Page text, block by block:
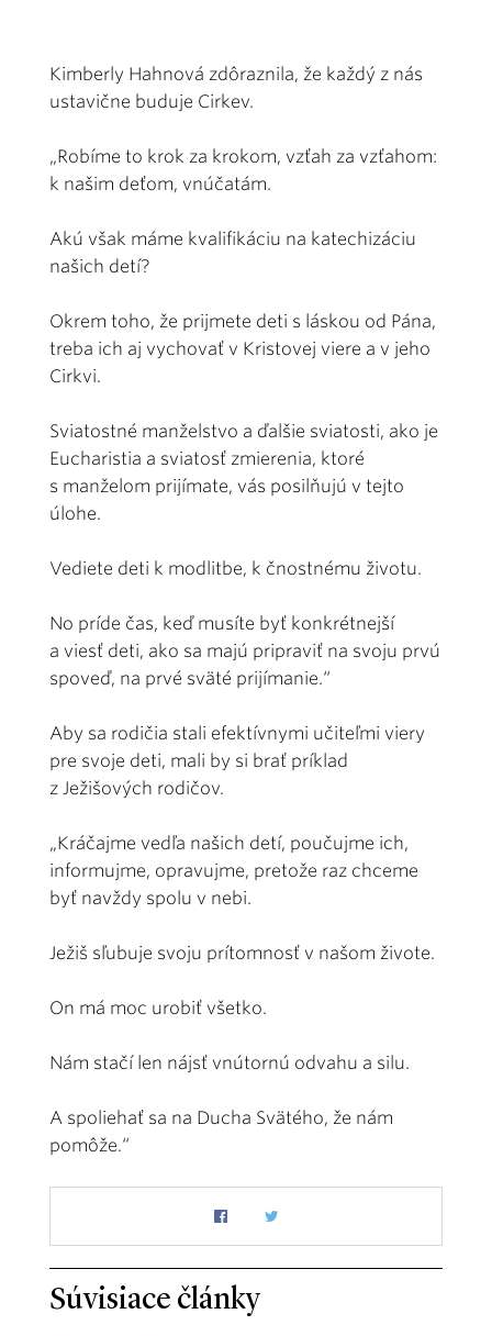
Kimberly Hahnová zdôraznila, že každý z nás
ustavične buduje Cirkev.
„Robíme to krok za krokom, vzťah za vzťahom:
k našim deťom, vnúčatám.
Akú však máme kvalifikáciu na katechizáciu
našich detí?
Okrem toho, že prijmete deti s láskou od Pána,
treba ich aj vychovať v Kristovej viere a v jeho
Cirkvi.
Sviatostné manželstvo a ďalšie sviatosti, ako je
Eucharistia a sviatosť zmierenia, ktoré
s manželom prijímate, vás posilňujú v tejto
úlohe.
Vediete deti k modlitbe, k čnostnému životu.
No príde čas, keď musíte byť konkrétnejší
a viesť deti, ako sa majú pripraviť na svoju prvú
spoveď, na prvé sväté prijímanie.“
Aby sa rodičia stali efektívnymi učiteľmi viery
pre svoje deti, mali by si brať príklad
z Ježišových rodičov.
„Kráčajme vedľa našich detí, poučujme ich,
informujme, opravujme, pretože raz chceme
byť navždy spolu v nebi.
Ježiš sľubuje svoju prítomnosť v našom živote.
On má moc urobiť všetko.
Nám stačí len nájsť vnútornú odvahu a silu.
A spoliehať sa na Ducha Svätého, že nám
pomôže.“
Súvisiace články